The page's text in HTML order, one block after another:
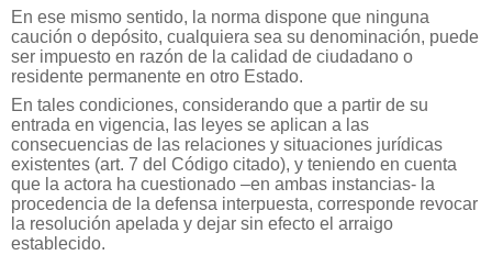
En ese mismo sentido, la norma dispone que ninguna
caución o depósito, cualquiera sea su denominación, puede
ser impuesto en razón de la calidad de ciudadano o
residente permanente en otro Estado.
En tales condiciones, considerando que a partir de su
entrada en vigencia, las leyes se aplican a las
consecuencias de las relaciones y situaciones jurídicas
existentes (art. 7 del Código citado), y teniendo en cuenta
que la actora ha cuestionado –en ambas instancias- la
procedencia de la defensa interpuesta, corresponde revocar
la resolución apelada y dejar sin efecto el arraigo
establecido.